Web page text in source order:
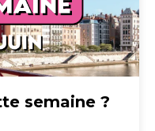
semaine ?